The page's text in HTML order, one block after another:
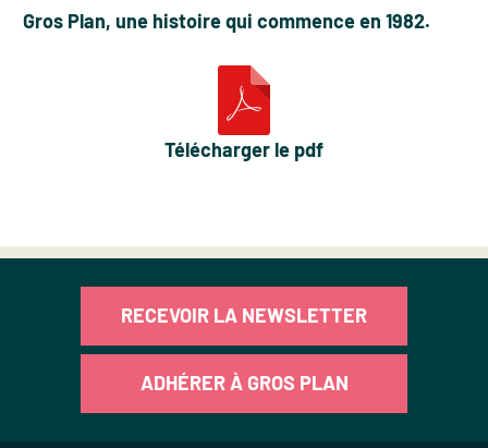
Gros Plan, une histoire qui commence en 1982.
Télécharger le pdf
RECEVOIR LA NEWSLETTER
ADHÉRER À GROS PLAN